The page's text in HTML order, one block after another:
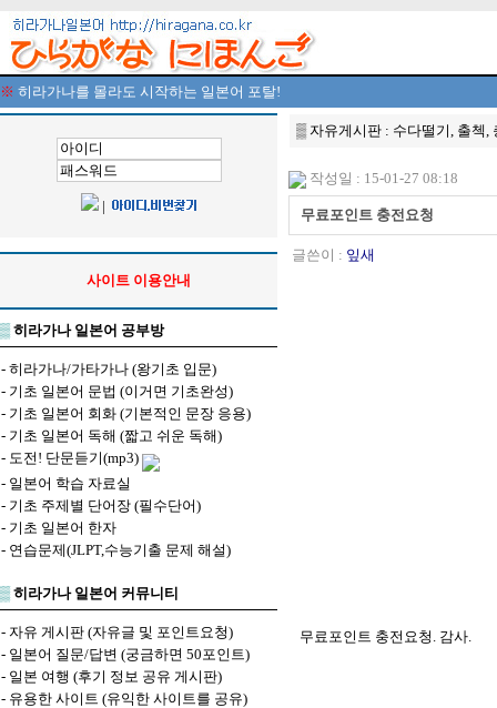
※ 히라가나를 몰라도 시작하는 일본어 포탈!
|
사이트 이용안내
▒히라가나 일본어 공부방
- 히라가나/가타가나 (왕기초 입문)
- 기초 일본어 문법 (이거면 기초완성)
- 기초 일본어 회화 (기본적인 문장 응용)
- 기초 일본어 독해 (짧고 쉬운 독해)
- 도전! 단문듣기(mp3)
- 일본어 학습 자료실
- 기초 주제별 단어장 (필수단어)
- 기초 일본어 한자
- 연습문제(JLPT,수능기출 문제 해설)
▒히라가나 일본어 커뮤니티
- 자유 게시판 (자유글 및 포인트요청)
- 일본어 질문/답변 (궁금하면 50포인트)
- 일본 여행 (후기 정보 공유 게시판)
- 유용한 사이트 (유익한 사이트를 공유)
▒ 자유게시판 : 수다떨기, 출첵,
작성일 : 15-01-27 08:18
무료포인트 충전요청
글쓴이 : 잎새
무료포인트 충전요청. 감사.